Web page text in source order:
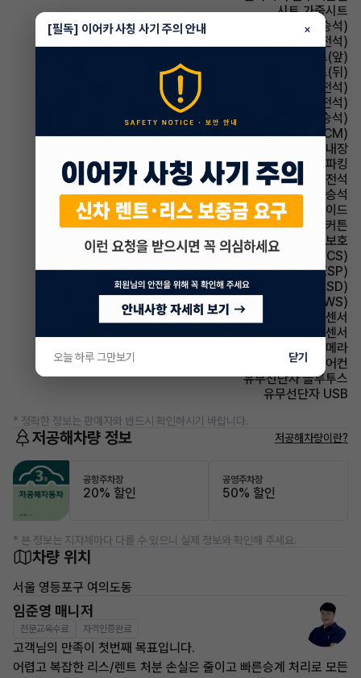
시트 가죽시트
시트 전동시트(동승석)
시트 전동시트(운전석)
시트 열선시트(앞)
시트 열선시트(뒤)
시트 메모리시트(운전석)
시트 통풍시트(운전석)
시트 통풍시트(동승석)
룸미러 전자식 룸미러(ECM)
스티어링휠 열선내장
파킹 전자식 파킹
에어백 운전석
에어백 동승석
에어백 사이드
에어백 커튼
에어백 무릎보호
주행안전 구동력 제어장치(TCS)
주행안전 차체자세제어장치(VDC,ESC,ESP)
주행안전 후측방경보시스템(BSD)
주행안전 차선이탈경보(LDWS)
주차보조 전방감지센서
주차보조 후방감지센서
주차보조 후방카메라
에어컨 풀오토에어컨
유무선단자 블루투스
유무선단자 USB
* 정확한 정보는 판매자와 반드시 확인하시기 바랍니다.
저공해차량 정보 저공해차량이란?
공항주차장
20% 할인
공영주차장
50% 할인
* 본 정보는 지자체마다 다를 수 있으니 실제 정보와 확인해 주세요.
차량 위치
서울 영등포구 여의도동
임준영 매니저
전문교육수료 자격인증완료
고객님의 만족이 첫번째 목표입니다.
어렵고 복잡한 리스/렌트 처분 손실은 줄이고 빠른승계 처리로 모든
[필독] 이어카 사칭 사기 주의 안내 ×
오늘 하루 그만보기 닫기